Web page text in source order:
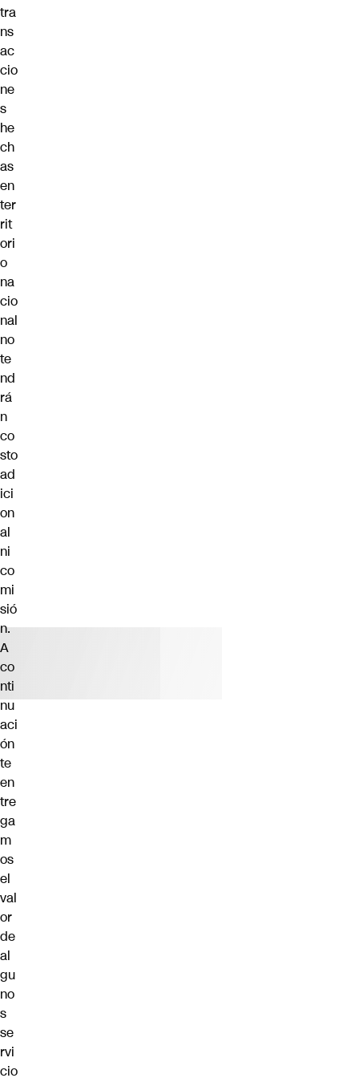
tra
ns
ac
cio
ne
s
he
ch
as
en
ter
rit
ori
o
na
cio
nal
no
te
nd
rá
n
co
sto
ad
ici
on
al
ni
co
mi
sió
n.
A
co
nti
nu
aci
ón
te
en
tre
ga
m
os
el
val
or
de
al
gu
no
s
se
rvi
cio